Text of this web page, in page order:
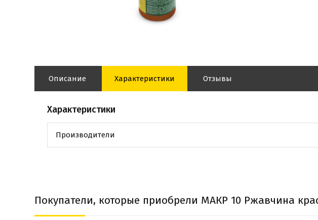
Описание Характеристики Отзывы
Характеристики
Производители
Покупатели, которые приобрели МАКР 10 Ржавчина